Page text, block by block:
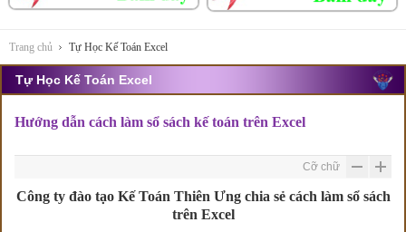
Trang chủ Tự Học Kế Toán Excel
Tự Học Kế Toán Excel
Hướng dẫn cách làm sổ sách kế toán trên Excel
Cỡ chữ
Công ty đào tạo Kế Toán Thiên Ưng chia sẻ cách làm sổ sách
trên Excel